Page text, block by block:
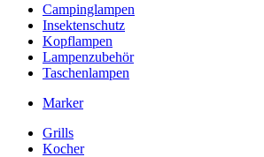
Campinglampen
Insektenschutz
Kopflampen
Lampenzubehör
Taschenlampen
Marker
Grills
Kocher